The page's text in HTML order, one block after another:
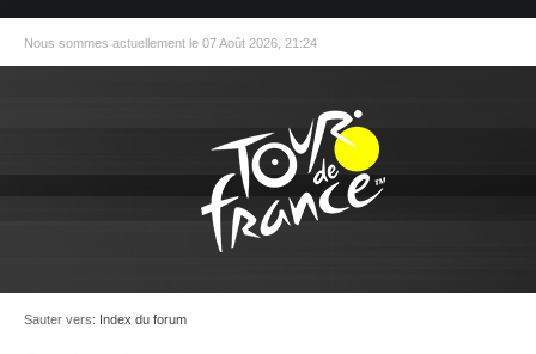
Nous sommes actuellement le 07 Août 2026, 21:24
Sauter vers: Index du forum